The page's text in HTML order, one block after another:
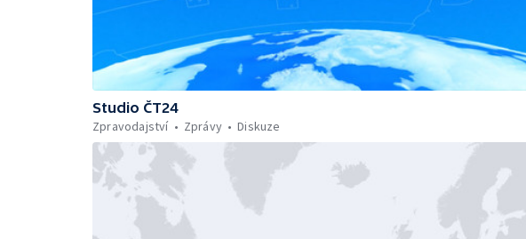
Studio ČT24
Zpravodajství
Zprávy Diskuze